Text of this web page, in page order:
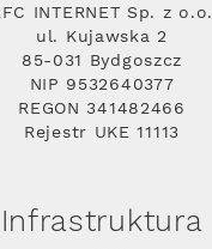
INTERNET Sp. z o.o.
ul. Kujawska 2
85-031 Bydgoszcz
NIP 9532640377
REGON 341482466
Rejestr UKE 11113
Infrastruktura